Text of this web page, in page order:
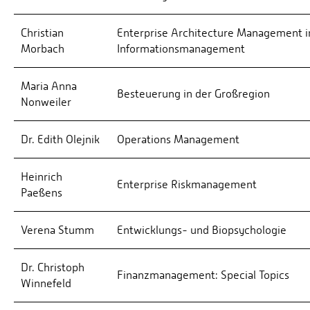
Christian
Morbach
Enterprise Architecture Management
Informationsmanagement
Maria Anna
Nonweiler
Besteuerung in der Großregion
Dr. Edith Olejnik Operations Management
Heinrich
Paeßens
Enterprise Riskmanagement
Verena Stumm Entwicklungs- und Biopsychologie
Dr. Christoph
Winnefeld
Finanzmanagement: Special Topics